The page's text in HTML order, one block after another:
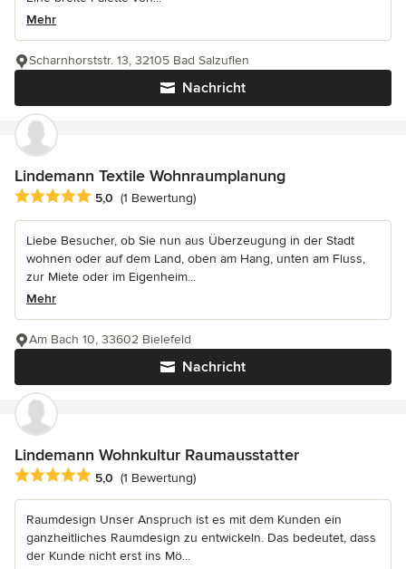
Mehr
Nachricht
Scharnhorststr. 13, 32105 Bad Salzuflen
Lindemann Textile Wohnraumplanung
Durchschnittliche Bewertung: 5 von 5 Sternen
5,0 (1 Bewertung)
Liebe Besucher, ob Sie nun aus Überzeugung in der Stadt
wohnen oder auf dem Land, oben am Hang, unten am Fluss,
zur Miete oder im Eigenheim...
Mehr
Nachricht
Am Bach 10, 33602 Bielefeld
Lindemann Wohnkultur Raumausstatter
Durchschnittliche Bewertung: 5 von 5 Sternen
5,0 (1 Bewertung)
Raumdesign Unser Anspruch ist es mit dem Kunden ein
ganzheitliches Raumdesign zu entwickeln. Das bedeutet, dass
der Kunde nicht erst ins Mö...